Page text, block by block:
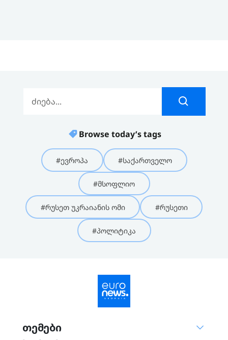
Browse today’s tags
#ევროპა #საქართველო
#მსოფლიო
#რუსეთ უკრაიანის ომი #რუსეთი
#პოლიტიკა
თემები